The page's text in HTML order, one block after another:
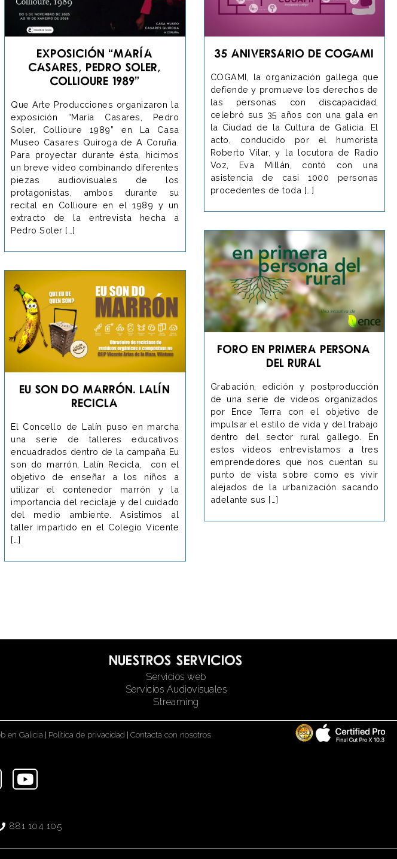
Exposición “María
Casares, Pedro Soler,
Collioure 1989”
Que Arte Producciones organizaron la
exposición “María Casares, Pedro
Soler, Collioure 1989” en La Casa
Museo Casares Quiroga de A Coruña.
Para proyectar durante ésta, hicimos
un breve video combinando diferentes
piezas audiovisuales de los
protagonistas, ambos durante su
recital en Collioure en el 1989 y un
extracto de la entrevista hecha a
Pedro Soler […]
Eu son do marrón. Lalín
Recicla
El Concello de Lalín puso en marcha
una serie de talleres educativos
encuadrados dentro de la campaña Eu
son do marrón, Lalín Recicla, con el
objetivo de enseñar a los niños a
utilizar el contenedor marrón y la
importancia del reciclaje y del cuidado
del medio ambiente. Asistimos al
taller impartido en el Colegio Vicente
[…]
35 Aniversario de COGAMI
COGAMI, la organización gallega que
defiende y promueve los derechos de
las personas con discapacidad,
celebró sus 35 años con una gala en
la Ciudad de la Cultura de Galicia. El
acto, conducido por el humorista
Roberto Vilar, y la locutora de Radio
Voz, Eva Millán, contó con una
asistencia de casi 1000 personas
procedentes de toda […]
Foro en Primera Persona
del Rural
Grabación, edición y postproducción
de una serie de videos organizados
por Ence Terra con el objetivo de
impulsar el estilo de vida y del trabajo
dentro del sector rural gallego. En
estos videos entrevistamos a tres
emprendedores que nos cuentan su
punto de vista sobre como es vivir
alejados de la urbanización sacando
adelante sus […]
Nuestros servicios
Servicios web
Servicios Audiovisuales
Streaming
en Galicia | Política de privacidad | Contacta con nosotros
881 104 105